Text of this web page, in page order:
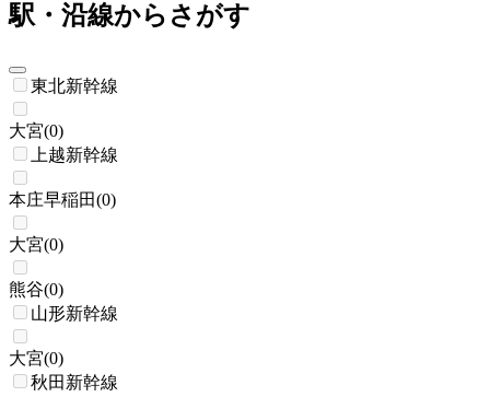
駅・沿線からさがす
東北新幹線
大宮(0)
上越新幹線
本庄早稲田(0)
大宮(0)
熊谷(0)
山形新幹線
大宮(0)
秋田新幹線